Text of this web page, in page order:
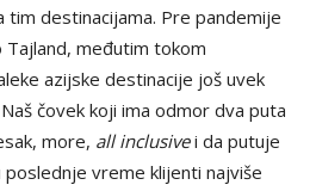
tim destinacijama. Pre pandemije
Tajland, međutim tokom
azijske destinacije još uvek
čovek koji ima odmor dva puta
more, all inclusivei da putuje
poslednje vreme klijenti najviše